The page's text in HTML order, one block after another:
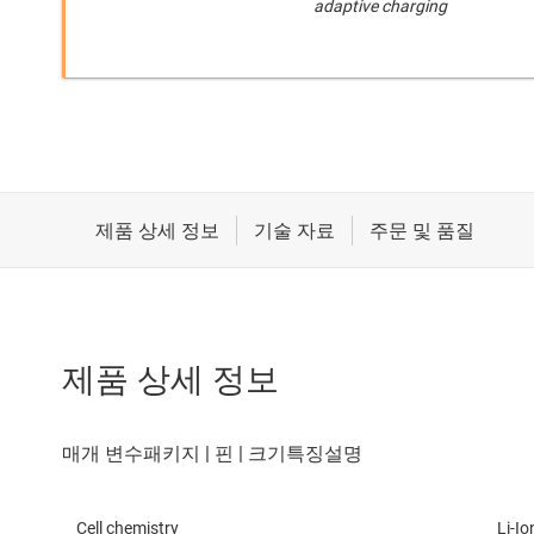
adaptive charging
제품 상세 정보
Cell chemistry Li-